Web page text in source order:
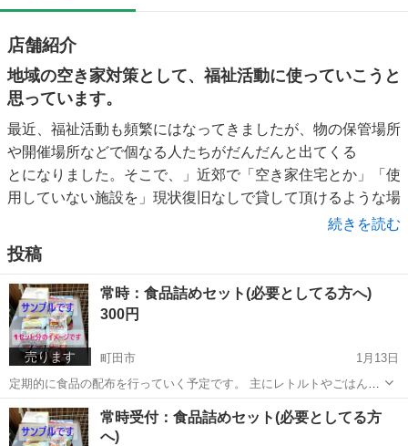
店舗紹介
地域の空き家対策として、福祉活動に使っていこうと
思っています。
最近、福祉活動も頻繁にはなってきましたが、物の保管場所
や開催場所などで個なる人たちがだんだんと出てくる
とになりました。そこで、」近郊で「空き家住宅とか」「使
用していない施設を」現状復旧なしで貸して頂けるような場
所があったらと思いよとうこういたしました。金銭面や場所
など入り場所などありますがまずがぜひ貸せてみ良いよとい
うからはがいましたお声をかけれいただじければ」「かして
もよいよというらがいましたらよろしくお願いします。」契
約の中身ですがｄｉｙじゃ行うのでげ、」これいしさんぜい
くらいのえんしぃはしたいともいますにでまずはおけかけれ
ください。
以上、ご確認よろしくお願いいたします。、「今回の募集
は、町田、国立、「国分寺、立川です、「
続きを読む
投稿
売ります
常時：食品詰めセット(必要としてる方へ)
300円
町田市
1月13日
定期的に食品の配布を行っていく予定です。 主にレトルトやごはんの
加工品や缶詰、災害食、保存水、クッキー類になります。 細かい内容
や日時・場所・配布内容は以下ＨＰを参照お願いします。 配布時にも
確認させていただき...
東京 町田市 食品 フードバンク
常時受付：食品詰めセット(必要としてる方
へ)